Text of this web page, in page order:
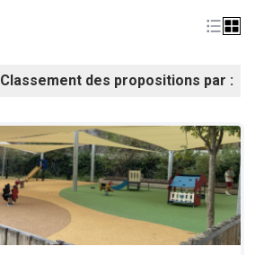
Classement des propositions par :